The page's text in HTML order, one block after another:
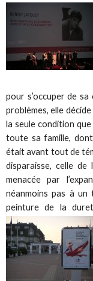
pour s’occuper de
problèmes, elle
la seule condition
toute sa famille,
était avant tout de
disparaisse, celle
menacée par
néanmoins pas à un
peinture de la